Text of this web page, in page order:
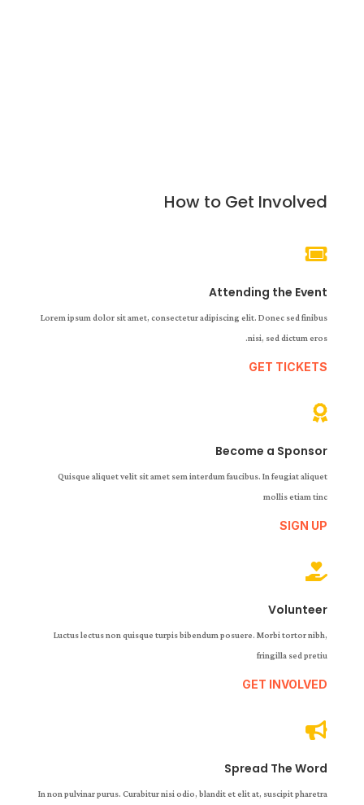
How to Get Involved

Attending the Event
Lorem ipsum dolor sit amet, consectetur adipiscing elit. Donec sed finibus
nisi, sed dictum eros.
GET TICKETS

Become a Sponsor
Quisque aliquet velit sit amet sem interdum faucibus. In feugiat aliquet
mollis etiam tinc
SIGN UP

Volunteer
Luctus lectus non quisque turpis bibendum posuere. Morbi tortor nibh,
fringilla sed pretiu
GET INVOLVED

Spread The Word
In non pulvinar purus. Curabitur nisi odio, blandit et elit at, suscipit pharetra